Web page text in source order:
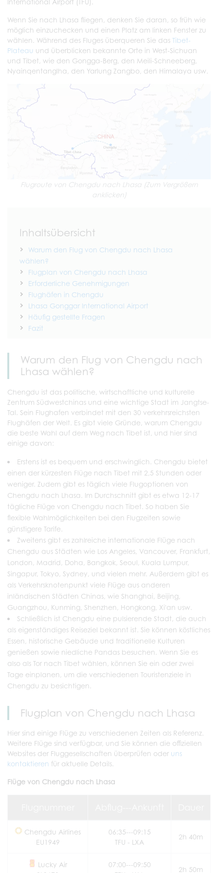
International Airport (TFU).
Wenn Sie nach Lhasa fliegen, denken Sie daran, so früh wie
möglich einzuchecken und einen Platz am linken Fenster zu
wählen. Während des Fluges überqueren Sie das Tibet-
Plateau und überblicken bekannte Orte in West-Sichuan
und Tibet, wie den Gongga-Berg, den Meili-Schneeberg,
Nyainqentanglha, den Yarlung Zangbo, den Himalaya usw.
Flugroute von Chengdu nach Lhasa (Zum Vergrößern
anklicken)
Inhaltsübersicht
Warum den Flug von Chengdu nach Lhasa
wählen?
Flugplan von Chengdu nach Lhasa
Erforderliche Genehmigungen
Flughäfen in Chengdu
Lhasa Gonggar International Airport
Häufig gestellte Fragen
Fazit
Warum den Flug von Chengdu nach
Lhasa wählen?
Chengdu ist das politische, wirtschaftliche und kulturelle
Zentrum Südwestchinas und eine wichtige Stadt im Jangtse-
Tal. Sein Flughafen verbindet mit den 30 verkehrsreichsten
Flughäfen der Welt. Es gibt viele Gründe, warum Chengdu
die beste Wahl auf dem Weg nach Tibet ist, und hier sind
einige davon:
Erstens ist es bequem und erschwinglich. Chengdu bietet
einen der kürzesten Flüge nach Tibet mit 2,5 Stunden oder
weniger. Zudem gibt es täglich viele Flugoptionen von
Chengdu nach Lhasa. Im Durchschnitt gibt es etwa 12-17
tägliche Flüge von Chengdu nach Tibet. So haben Sie
flexible Wahlmöglichkeiten bei den Flugzeiten sowie
günstigere Tarife.
Zweitens gibt es zahlreiche internationale Flüge nach
Chengdu aus Städten wie Los Angeles, Vancouver, Frankfurt,
London, Madrid, Doha, Bangkok, Seoul, Kuala Lumpur,
Singapur, Tokyo, Sydney, und vielen mehr. Außerdem gibt es
als Verkehrsknotenpunkt viele Flüge aus anderen
inländischen Städten Chinas, wie Shanghai, Beijing,
Guangzhou, Kunming, Shenzhen, Hongkong, Xi'an usw.
Schließlich ist Chengdu eine pulsierende Stadt, die auch
als eigenständiges Reiseziel bekannt ist. Sie können köstliches
Essen, historische Gebäude und traditionelle Kulturen
genießen sowie niedliche Pandas besuchen. Wenn Sie es
also als Tor nach Tibet wählen, können Sie ein oder zwei
Tage einplanen, um die verschiedenen Touristenziele in
Chengdu zu besichtigen.
Flugplan von Chengdu nach Lhasa
Hier sind einige Flüge zu verschiedenen Zeiten als Referenz.
Weitere Flüge sind verfügbar, und Sie können die offiziellen
Websites der Fluggesellschaften überprüfen oder uns
kontaktieren für aktuelle Details.
Flüge von Chengdu nach Lhasa
Chengdu Airlines
EU1949
06:35---09:15
TFU - LXA
2h 40m
Lucky Air
07:00---09:50
2h 50m